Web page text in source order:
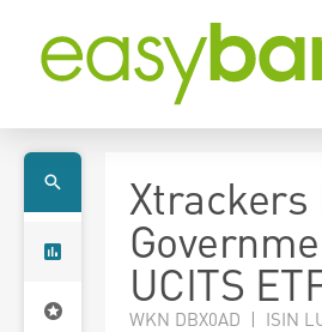
Xtrackers
UCITS
WKN DBX0AD | ISIN